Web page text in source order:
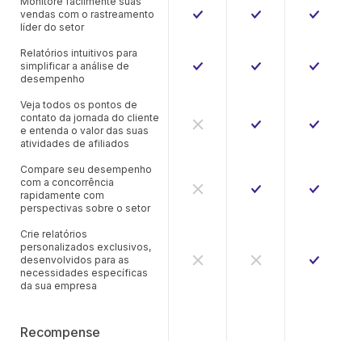
vendas com o rastreamento
líder do setor
Relatórios intuitivos para
simplificar a análise de
desempenho
Veja todos os pontos de
contato da jornada do cliente
e entenda o valor das suas
atividades de afiliados
Compare seu desempenho
com a concorrência
rapidamente com
perspectivas sobre o setor
Crie relatórios
personalizados exclusivos,
desenvolvidos para as
necessidades específicas
da sua empresa
Recompense